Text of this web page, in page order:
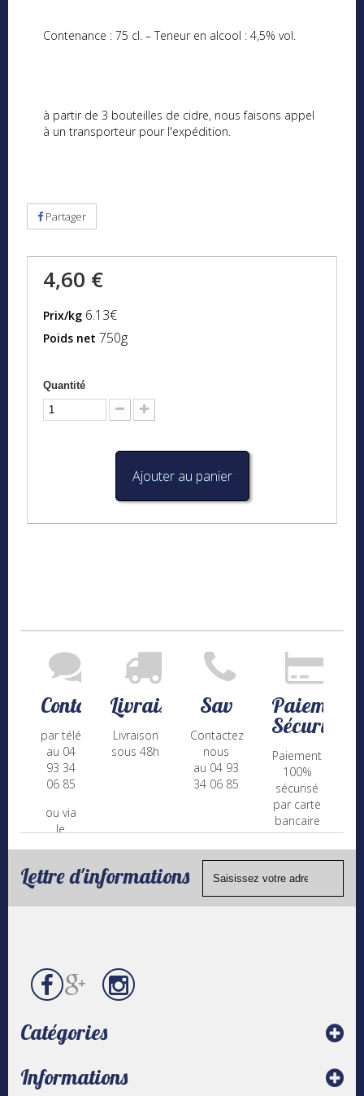
Contenance : 75 cl. – Teneur en alcool : 4,5% vol.
à partir de 3 bouteilles de cidre, nous faisons appel
à un transporteur pour l'expédition.
Partager
4,60 €
Prix/kg 6.13€
Poids net 750g
Quantité
Ajouter au panier
Contact
par téléphone
au 04
93 34
06 85
ou via
le
contact
Livraison
Livraison
sous 48h
Sav
Contactez-
nous
au 04 93
34 06 85
Paiement
Sécurisé
Paiement
100%
sécurisé
par carte
bancaire
(Mastercard,
Visa, ...) et
Lettre d'informations
Catégories
Informations